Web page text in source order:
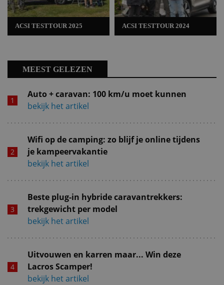
ACSI TESTTOUR 2025 ACSI TESTTOUR 2024
MEEST GELEZEN
Auto + caravan: 100 km/u moet kunnen
bekijk het artikel
Wifi op de camping: zo blijf je online tijdens
je kampeervakantie
bekijk het artikel
Beste plug-in hybride caravantrekkers:
trekgewicht per model
bekijk het artikel
Uitvouwen en karren maar... Win deze
Lacros Scamper!
bekijk het artikel